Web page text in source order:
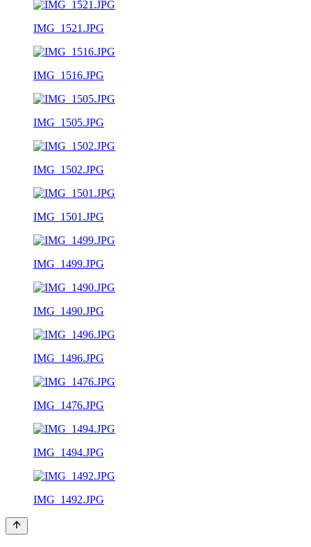
IMG_1521.JPG
IMG_1516.JPG
IMG_1505.JPG
IMG_1502.JPG
IMG_1501.JPG
IMG_1499.JPG
IMG_1490.JPG
IMG_1496.JPG
IMG_1476.JPG
IMG_1494.JPG
IMG_1492.JPG